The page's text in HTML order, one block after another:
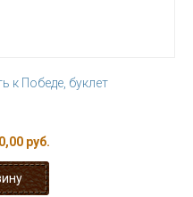
к Победе, буклет
руб.